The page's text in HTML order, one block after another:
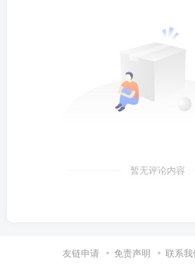
暂无评论内容
友链申请 免责声明 联系我